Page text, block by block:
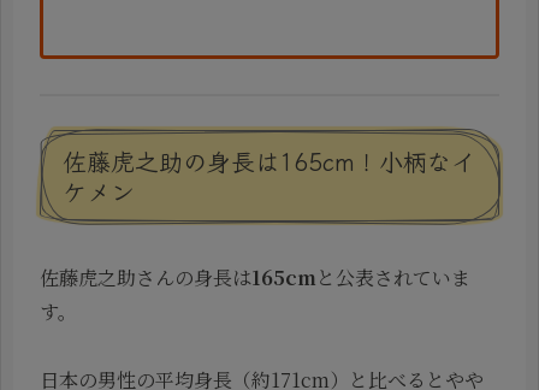
佐藤虎之助の身長は165cm！小柄なイ
ケメン
佐藤虎之助さんの身長は165cmと公表されていま
す。
日本の男性の平均身長（約171cm）と比べるとやや